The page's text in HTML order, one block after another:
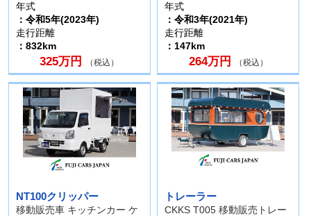
年式
：令和5年(2023年)
走行距離
：832km
325万円 （税込）
年式
：令和3年(2021年)
走行距離
：147km
264万円 （税込）
NT100クリッパー
移動販売車 キッチンカー ケ
トレーラー
CKKS T005 移動販売トレー